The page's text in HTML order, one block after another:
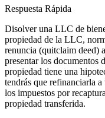
Respuesta Rápida
Disolver una LLC de
propiedad de la LLC,
renuncia (quitclaim deed)
presentar los documentos
propiedad tiene una
tendrás que refinanciarla
los impuestos por
propiedad transferida.